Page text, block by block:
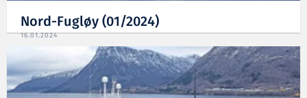
Nord-Fugløy (01/2024)
16.01.2024